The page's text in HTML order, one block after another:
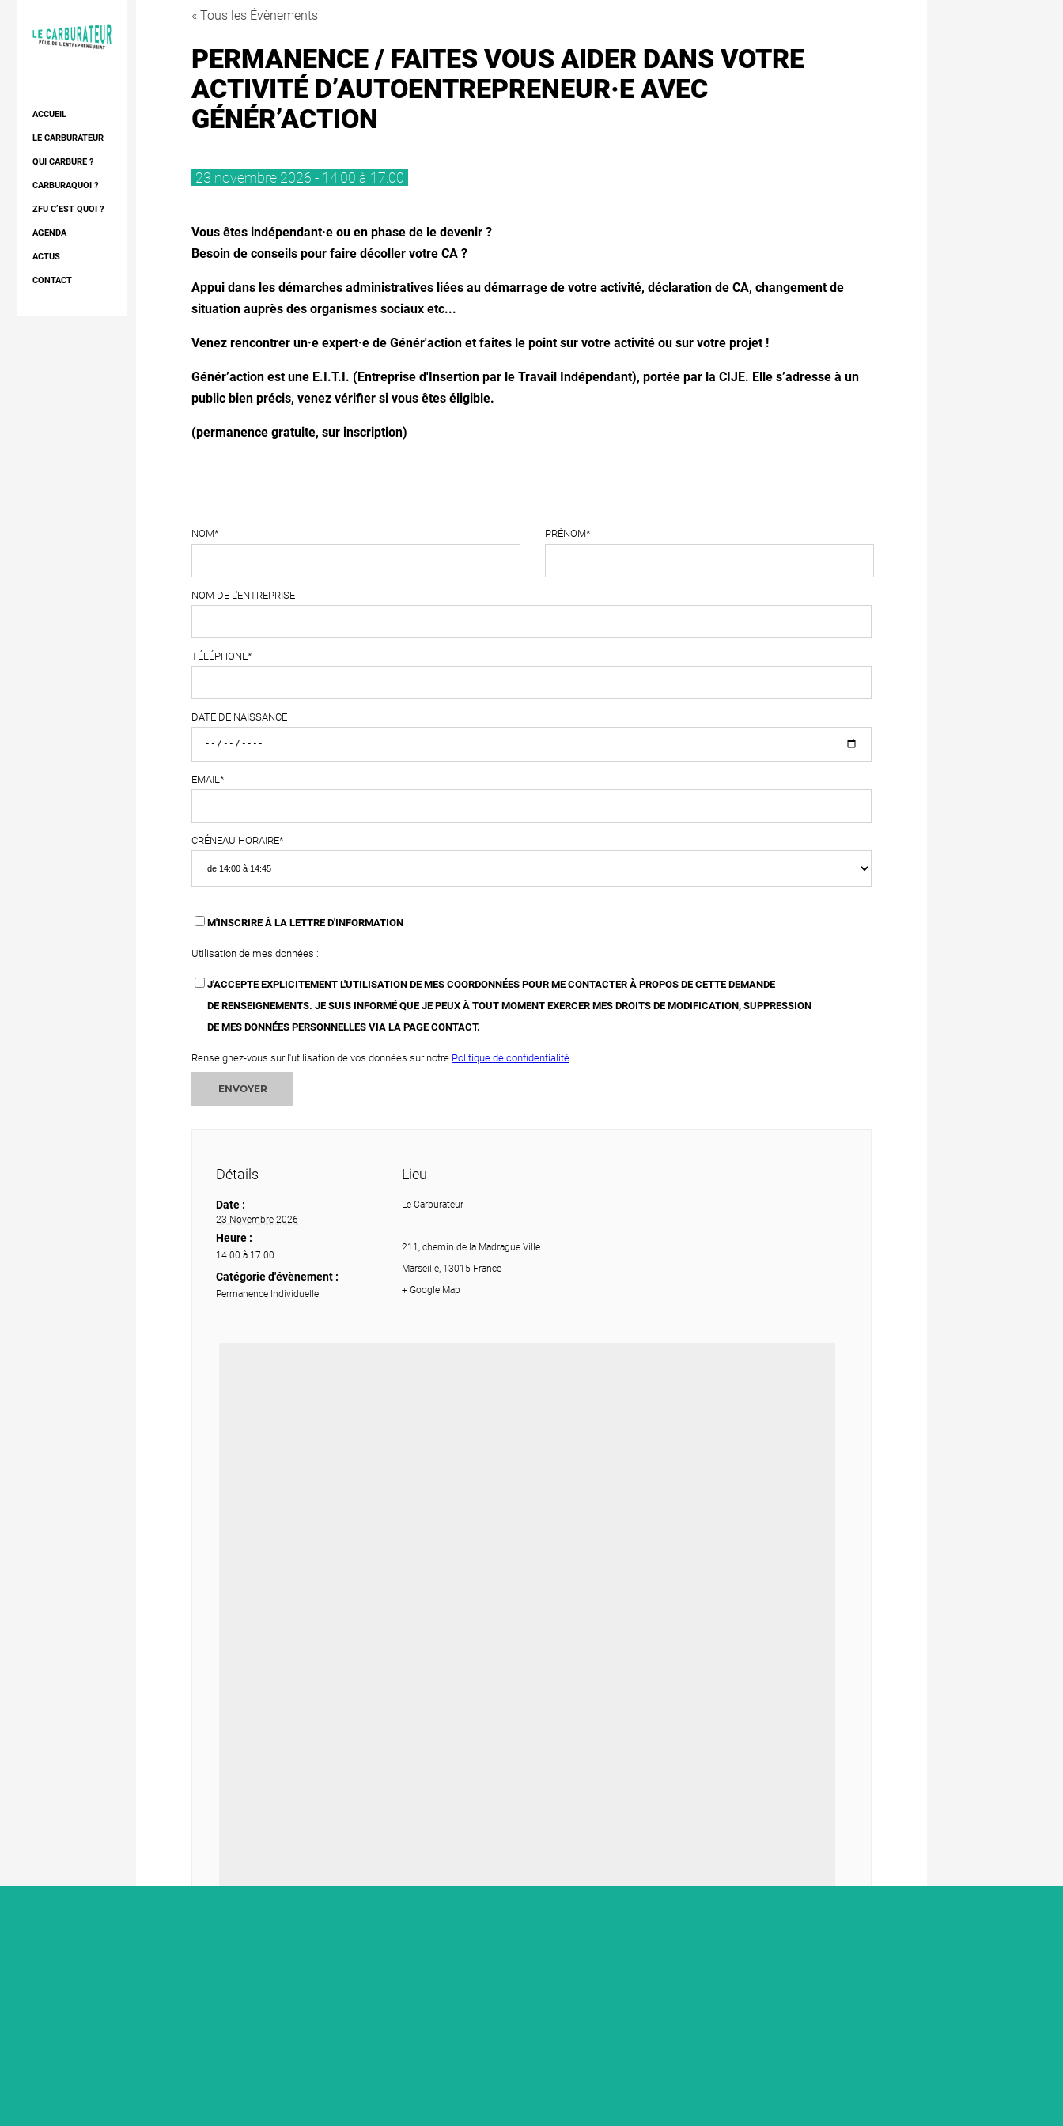
ACCUEIL
LE CARBURATEUR
DIAGNOSTIC
CONSEIL ET APPUI
RÉSIDENCE
RÉSEAU
L’ESPACE
FORMATIONS
QUI CARBURE ?
LES RÉSIDENTS
LES EXPERTS
CARBURAQUOI ?
LE PROJET
LE QUARTIER
NOTRE RÉSEAU
ZFU C’EST QUOI ?
AGENDA
ACTUS
CONTACT
« Tous les Évènements
PERMANENCE / FAITES VOUS AIDER DANS VOTRE
ACTIVITÉ D’AUTOENTREPRENEUR·E AVEC
GÉNÉR’ACTION
23 novembre 2026 - 14:00 à 17:00
Vous êtes indépendant·e ou en phase de le devenir ?
Besoin de conseils pour faire décoller votre CA ?
Appui dans les démarches administratives liées au démarrage de votre activité, déclaration de CA, changement de
situation auprès des organismes sociaux etc...
Venez rencontrer un·e expert·e de Génér'action et faites le point sur votre activité ou sur votre projet !
Génér’action est une E.I.T.I. (Entreprise d'Insertion par le Travail Indépendant), portée par la CIJE. Elle s’adresse à un
public bien précis, venez vérifier si vous êtes éligible.
(permanence gratuite, sur inscription)
NOM* PRÉNOM*
NOM DE L'ENTREPRISE
TÉLÉPHONE*
DATE DE NAISSANCE
EMAIL*
CRÉNEAU HORAIRE*
M'INSCRIRE À LA LETTRE D'INFORMATION
Utilisation de mes données :
J'ACCEPTE EXPLICITEMENT L'UTILISATION DE MES COORDONNÉES POUR ME CONTACTER À PROPOS DE CETTE DEMANDE
DE RENSEIGNEMENTS. JE SUIS INFORMÉ QUE JE PEUX À TOUT MOMENT EXERCER MES DROITS DE MODIFICATION, SUPPRESSION
DE MES DONNÉES PERSONNELLES VIA LA PAGE CONTACT.
Renseignez-vous sur l'utilisation de vos données sur notre Politique de confidentialité
ENVOYER
Détails
Date :
23 Novembre 2026
Heure :
14:00 à 17:00
Catégorie d'évènement :
Permanence Individuelle
Lieu
Le Carburateur
211, chemin de la Madrague Ville
Marseille, 13015 France
+ Google Map